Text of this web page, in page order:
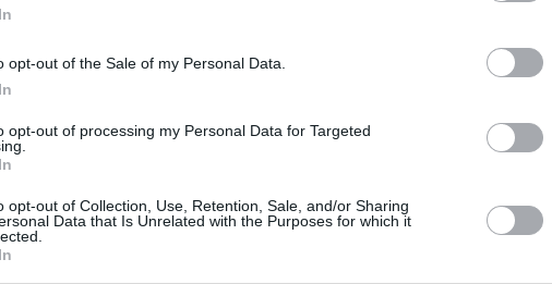
opt-out of the Sale of my Personal Data.
opt-out of processing my Personal Data for Targeted
opt-out of Collection, Use, Retention, Sale, and/or Sharing
Data that Is Unrelated with the Purposes for which it
του Κασσελάκη. Ανάμεσα σε διάφορους σταθμούς…
και την ίδρυση του επωνύμου Ινστιτούτου, με το οποίο
συνέχιζε να οργιάζει ατουφέκιστος- από τον Τσίπρα
– αλλά και τη Βουλή! Επί 28 μήνες μετά τις εκλογές δεν πήγε
Στην αρχή τον στένευε ο ρόλος του αρχηγού της
στη συνέχεια έβρισκε κατώτερή του τη Βουλή- όπως